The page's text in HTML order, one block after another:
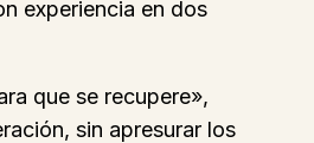
experiencia en dos
que se recupere»,
sin apresurar los